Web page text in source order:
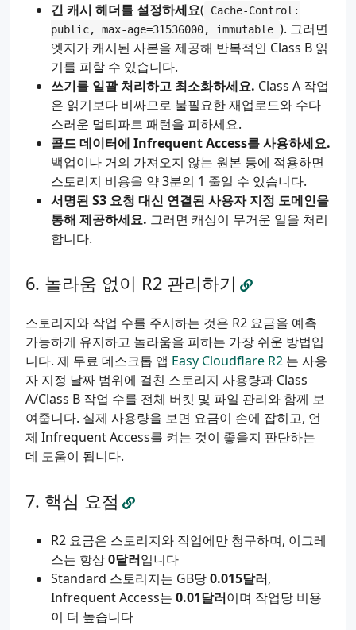
긴 캐시 헤더를 설정하세요(
Cache-Control:
public, max-age=31536000, immutable ). 그러면
엣지가 캐시된 사본을 제공해 반복적인 Class B 읽
기를 피할 수 있습니다.
쓰기를 일괄 처리하고 최소화하세요. Class A 작업
은 읽기보다 비싸므로 불필요한 재업로드와 수다
스러운 멀티파트 패턴을 피하세요.
콜드 데이터에 Infrequent Access를 사용하세요.
백업이나 거의 가져오지 않는 원본 등에 적용하면
스토리지 비용을 약 3분의 1 줄일 수 있습니다.
서명된 S3 요청 대신 연결된 사용자 지정 도메인을
통해 제공하세요. 그러면 캐싱이 무거운 일을 처리
합니다.
놀라움 없이 R2 관리하기
스토리지와 작업 수를 주시하는 것은 R2 요금을 예측
가능하게 유지하고 놀라움을 피하는 가장 쉬운 방법입
니다. 제 무료 데스크톱 앱 Easy Cloudflare R2 는 사용
자 지정 날짜 범위에 걸친 스토리지 사용량과 Class
A/Class B 작업 수를 전체 버킷 및 파일 관리와 함께 보
여줍니다. 실제 사용량을 보면 요금이 손에 잡히고, 언
제 Infrequent Access를 켜는 것이 좋을지 판단하는
데 도움이 됩니다.
핵심 요점
R2 요금은 스토리지와 작업에만 청구하며, 이그레
스는 항상0달러입니다
Standard 스토리지는 GB당0.015달러,
Infrequent Access는 0.01달러이며 작업당 비용
이 더 높습니다